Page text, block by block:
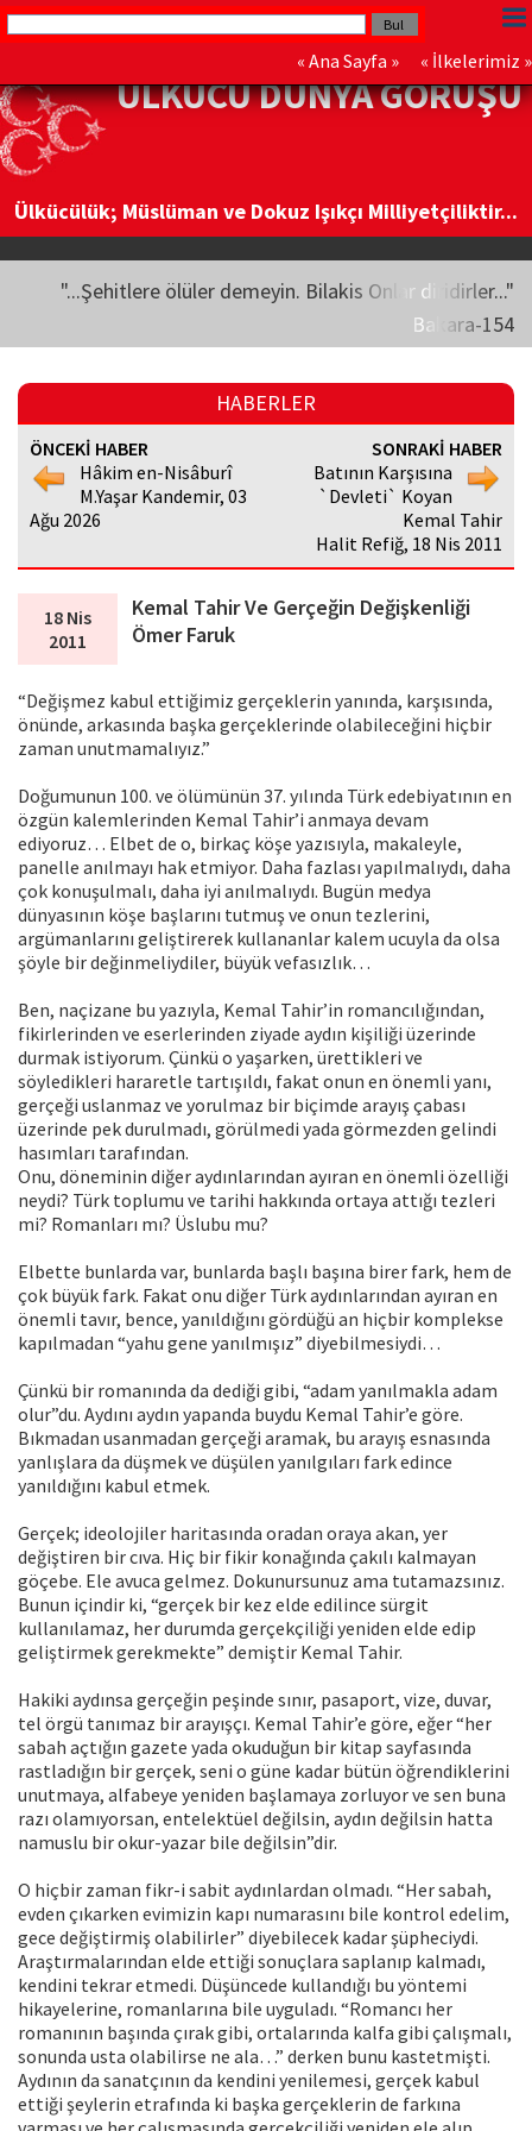
« Ana Sayfa » « İlkelerimiz »
ÜLKÜCÜ DÜNYA GÖRÜŞÜ
Ülkücülük; Müslüman ve Dokuz Işıkçı Milliyetçiliktir...
"...Şehitlere ölüler demeyin. Bilakis Onlar diridirler..."
Bakara-154
HABERLER
ÖNCEKİ HABER
Hâkim en-Nisâburî
M.Yaşar Kandemir, 03
Ağu 2026
SONRAKİ HABER
Batının Karşısına
`Devleti` Koyan
Kemal Tahir
Halit Refiğ, 18 Nis 2011
18 Nis
2011
Kemal Tahir Ve Gerçeğin Değişkenliği
Ömer Faruk
“Değişmez kabul ettiğimiz gerçeklerin yanında, karşısında,
önünde, arkasında başka gerçeklerinde olabileceğini hiçbir
zaman unutmamalıyız.”
Doğumunun 100. ve ölümünün 37. yılında Türk edebiyatının en
özgün kalemlerinden Kemal Tahir’i anmaya devam
ediyoruz… Elbet de o, birkaç köşe yazısıyla, makaleyle,
panelle anılmayı hak etmiyor. Daha fazlası yapılmalıydı, daha
çok konuşulmalı, daha iyi anılmalıydı. Bugün medya
dünyasının köşe başlarını tutmuş ve onun tezlerini,
argümanlarını geliştirerek kullananlar kalem ucuyla da olsa
şöyle bir değinmeliydiler, büyük vefasızlık…
Ben, naçizane bu yazıyla, Kemal Tahir’in romancılığından,
fikirlerinden ve eserlerinden ziyade aydın kişiliği üzerinde
durmak istiyorum. Çünkü o yaşarken, ürettikleri ve
söyledikleri hararetle tartışıldı, fakat onun en önemli yanı,
gerçeği uslanmaz ve yorulmaz bir biçimde arayış çabası
üzerinde pek durulmadı, görülmedi yada görmezden gelindi
hasımları tarafından.
Onu, döneminin diğer aydınlarından ayıran en önemli özelliği
neydi? Türk toplumu ve tarihi hakkında ortaya attığı tezleri
mi? Romanları mı? Üslubu mu?
Elbette bunlarda var, bunlarda başlı başına birer fark, hem de
çok büyük fark. Fakat onu diğer Türk aydınlarından ayıran en
önemli tavır, bence, yanıldığını gördüğü an hiçbir komplekse
kapılmadan “yahu gene yanılmışız” diyebilmesiydi…
Çünkü bir romanında da dediği gibi, “adam yanılmakla adam
olur”du. Aydını aydın yapanda buydu Kemal Tahir’e göre.
Bıkmadan usanmadan gerçeği aramak, bu arayış esnasında
yanlışlara da düşmek ve düşülen yanılgıları fark edince
yanıldığını kabul etmek.
Gerçek; ideolojiler haritasında oradan oraya akan, yer
değiştiren bir cıva. Hiç bir fikir konağında çakılı kalmayan
göçebe. Ele avuca gelmez. Dokunursunuz ama tutamazsınız.
Bunun içindir ki, “gerçek bir kez elde edilince sürgit
kullanılamaz, her durumda gerçekçiliği yeniden elde edip
geliştirmek gerekmekte” demiştir Kemal Tahir.
Hakiki aydınsa gerçeğin peşinde sınır, pasaport, vize, duvar,
tel örgü tanımaz bir arayışçı. Kemal Tahir’e göre, eğer “her
sabah açtığın gazete yada okuduğun bir kitap sayfasında
rastladığın bir gerçek, seni o güne kadar bütün öğrendiklerini
unutmaya, alfabeye yeniden başlamaya zorluyor ve sen buna
razı olamıyorsan, entelektüel değilsin, aydın değilsin hatta
namuslu bir okur-yazar bile değilsin”dir.
O hiçbir zaman fikr-i sabit aydınlardan olmadı. “Her sabah,
evden çıkarken evimizin kapı numarasını bile kontrol edelim,
gece değiştirmiş olabilirler” diyebilecek kadar şüpheciydi.
Araştırmalarından elde ettiği sonuçlara saplanıp kalmadı,
kendini tekrar etmedi. Düşüncede kullandığı bu yöntemi
hikayelerine, romanlarına bile uyguladı. “Romancı her
romanının başında çırak gibi, ortalarında kalfa gibi çalışmalı,
sonunda usta olabilirse ne ala…” derken bunu kastetmişti.
Aydının da sanatçının da kendini yenilemesi, gerçek kabul
ettiği şeylerin etrafında ki başka gerçeklerin de farkına